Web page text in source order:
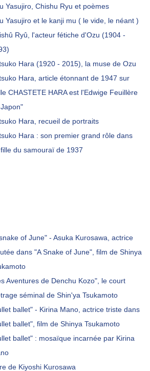
Yasujiro, Chishu Ryu et poèmes
Yasujiro et le kanji mu ( le vide, le néant )
Ryû, l'acteur fétiche d'Ozu (1904 -
Hara (1920 - 2015), la muse de Ozu
Hara, article étonnant de 1947 sur
CHASTETE HARA est l'Edwige Feuillère
Hara, recueil de portraits
Hara : son premier grand rôle dans
du samouraï de 1937
of June" - Asuka Kurosawa, actrice
dans "A Snake of June", film de Shinya
Aventures de Denchu Kozo", le court
séminal de Shin'ya Tsukamoto
ballet" - Kirina Mano, actrice triste dans
ballet", film de Shinya Tsukamoto
ballet" : mosaïque incarnée par Kirina
de Kiyoshi Kurosawa